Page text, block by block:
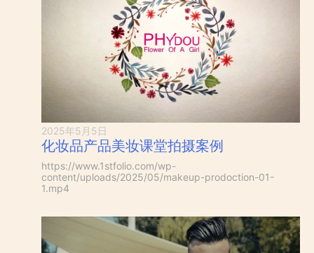
2025年5月5日
化妆品产品美妆课堂拍摄案例
https://www.1stfolio.com/wp-
content/uploads/2025/05/makeup-prodoction-01-
1.mp4